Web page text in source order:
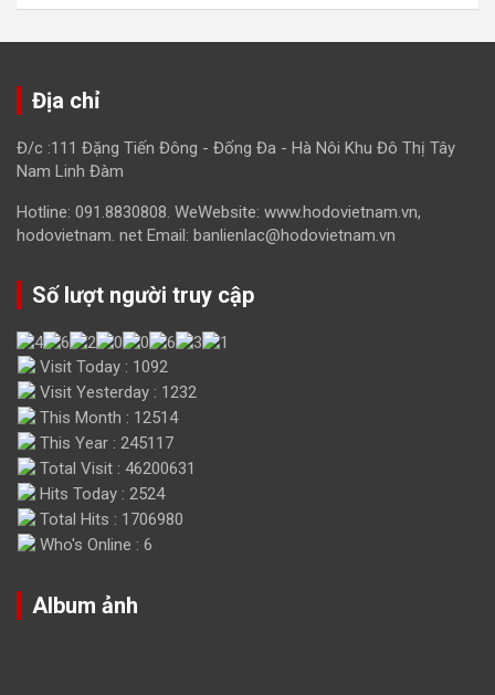
Địa chỉ
Đ/c :111 Đặng Tiến Đông - Đống Đa - Hà Nôi Khu Đô Thị Tây
Nam Linh Đàm
Hotline: 091.8830808. WeWebsite: www.hodovietnam.vn,
hodovietnam. net Email: banlienlac@hodovietnam.vn
Số lượt người truy cập
Visit Today : 1092
Visit Yesterday : 1232
This Month : 12514
This Year : 245117
Total Visit : 46200631
Hits Today : 2524
Total Hits : 1706980
Who's Online : 6
Album ảnh